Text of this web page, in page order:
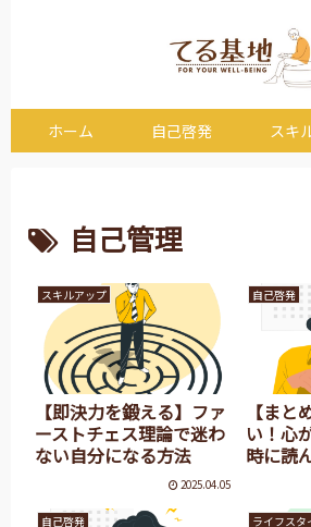
ホーム 自己啓発 スキ
自己管理
スキルアップ
【即決力を鍛える】ファ
ーストチェス理論で迷わ
ない自分になる方法
2025.04.05
自己啓発
【ま
い！心
時に読
自己啓発 ライフスタ